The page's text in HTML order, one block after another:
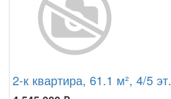
2-к квартира, 61.1 м², 4/5 эт.